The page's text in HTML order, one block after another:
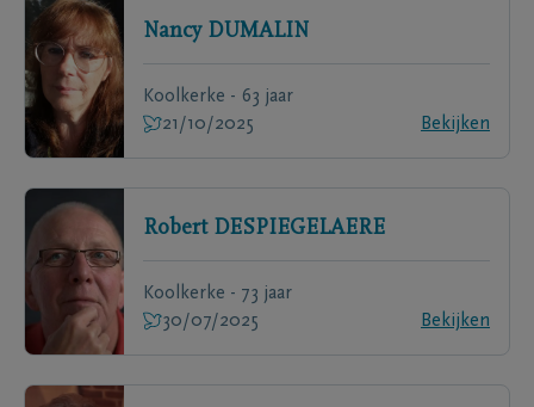
Nancy DUMALIN
Koolkerke - 63 jaar
21/10/2025
Bekijken
Robert DESPIEGELAERE
Koolkerke - 73 jaar
30/07/2025
Bekijken